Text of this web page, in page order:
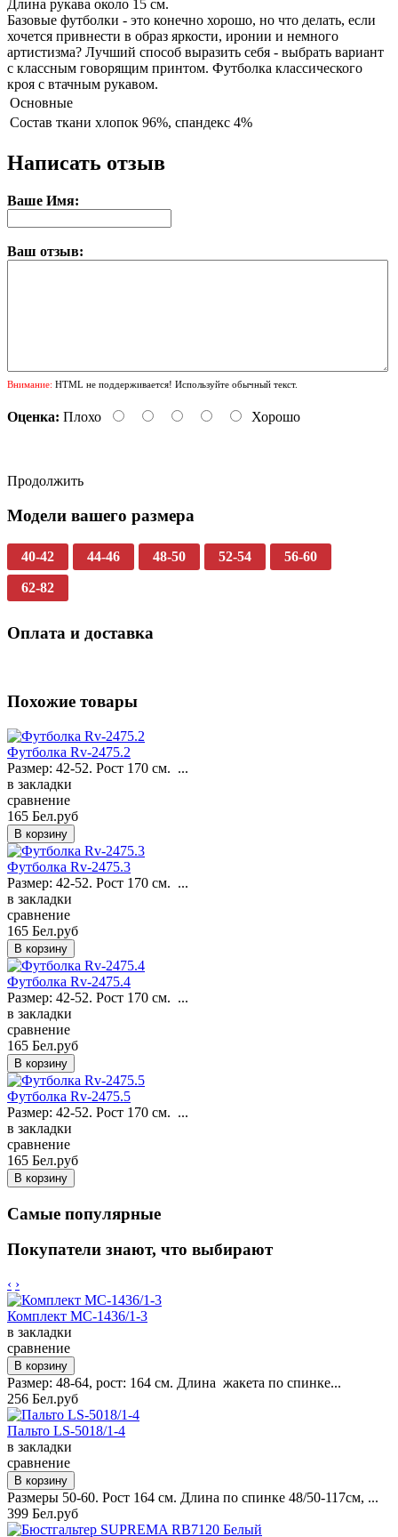
Длина рукава около 15 см.
Базовые футболки - это конечно хорошо, но что делать, если
хочется привнести в образ яркости, иронии и немного
артистизма? Лучший способ выразить себя - выбрать вариант
с классным говорящим принтом. Футболка классического
кроя с втачным рукавом.
Основные
Состав ткани хлопок 96%, спандекс 4%
Написать отзыв
Ваше Имя:
Ваш отзыв:
Внимание: HTML не поддерживается! Используйте обычный текст.
Оценка: Плохо Хорошо
Продолжить
Модели вашего размера
40-42 44-46 48-50 52-54 56-60
62-82
Оплата и доставка
Похожие товары
Футболка Rv-2475.2
Размер: 42-52. Рост 170 см. ...
в закладки
сравнение
165 Бел.руб
Футболка Rv-2475.3
Размер: 42-52. Рост 170 см. ...
в закладки
сравнение
165 Бел.руб
Футболка Rv-2475.4
Размер: 42-52. Рост 170 см. ...
в закладки
сравнение
165 Бел.руб
Футболка Rv-2475.5
Размер: 42-52. Рост 170 см. ...
в закладки
сравнение
165 Бел.руб
Самые популярные
Покупатели знают, что выбирают
‹ ›
Комплект MC-1436/1-3
в закладки
сравнение
Размер: 48-64, рост: 164 см. Длина жакета по спинке...
256 Бел.руб
Пальто LS-5018/1-4
в закладки
сравнение
Размеры 50-60. Рост 164 см. Длина по спинке 48/50-117см, ...
399 Бел.руб